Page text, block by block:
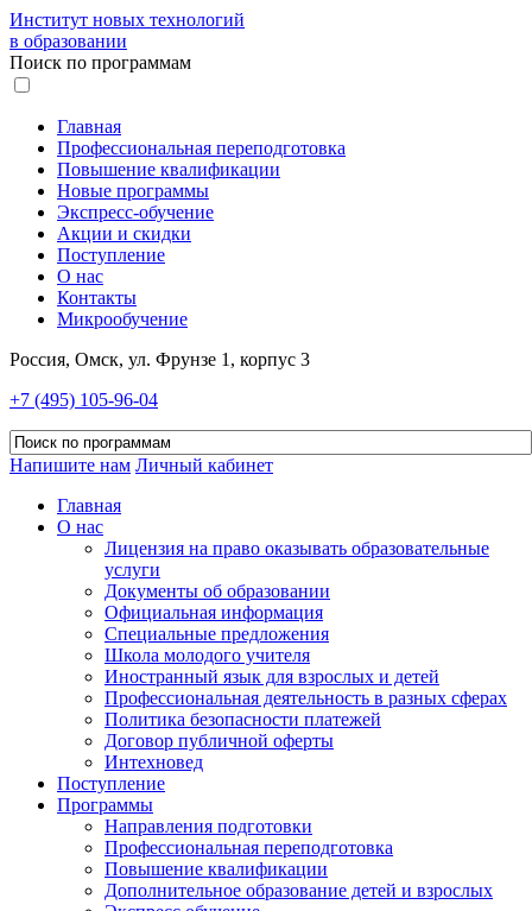
Институт новых технологий
в образовании
Поиск по программам
Главная
Профессиональная переподготовка
Повышение квалификации
Новые программы
Экспресс-обучение
Акции и скидки
Поступление
О нас
Контакты
Микрообучение
Россия, Омск, ул. Фрунзе 1, корпус 3
+7 (495) 105-96-04
Напишите нам Личный кабинет
Главная
О нас
Лицензия на право оказывать образовательные
услуги
Документы об образовании
Официальная информация
Специальные предложения
Школа молодого учителя
Иностранный язык для взрослых и детей
Профессиональная деятельность в разных сферах
Политика безопасности платежей
Договор публичной оферты
Интехновед
Поступление
Программы
Направления подготовки
Профессиональная переподготовка
Повышение квалификации
Дополнительное образование детей и взрослых